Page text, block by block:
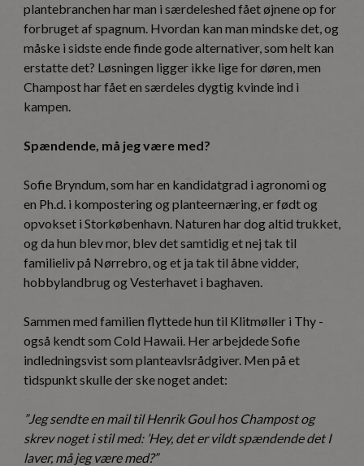
plantebranchen har man i særdeleshed fået øjnene op for
forbruget af spagnum. Hvordan kan man mindske det, og
måske i sidste ende finde gode alternativer, som helt kan
erstatte det? Løsningen ligger ikke lige for døren, men
Champost har fået en særdeles dygtig kvinde ind i
kampen.
Spændende, må jeg være med?
Sofie Bryndum, som har en kandidatgrad i agronomi og
en Ph.d. i kompostering og planteernæring, er født og
opvokset i Storkøbenhavn. Naturen har dog altid trukket,
og da hun blev mor, blev det samtidig et nej tak til
familieliv på Nørrebro, og et ja tak til åbne vidder,
hobbylandbrug og Vesterhavet i baghaven.
Sammen med familien flyttede hun til Klitmøller i Thy -
også kendt som Cold Hawaii. Her arbejdede Sofie
indledningsvist som planteavlsrådgiver. Men på et
tidspunkt skulle der ske noget andet:
”Jeg sendte en mail til Henrik Goul hos Champost og
skrev noget i stil med: ’Hey, det er vildt spændende det I
laver, må jeg være med?”